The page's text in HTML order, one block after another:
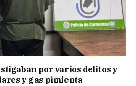
por varios delitos y
y gas pimienta